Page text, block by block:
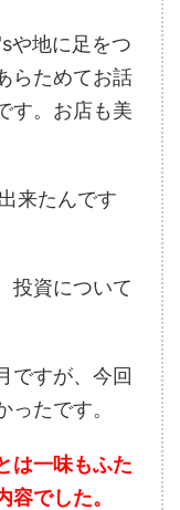
や地に足をつ
らためてお話
す。お店も美
来たんです
投資について
ですが、今回
たです。
は一味もふた
でした。